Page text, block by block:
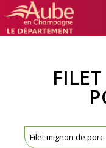
Aube
Filet mignon de porc